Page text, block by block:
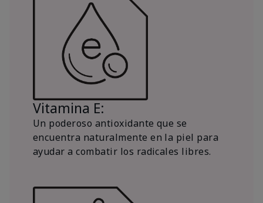
Vitamina E:
Un poderoso antioxidante que se
encuentra naturalmente en la piel para
ayudar a combatir los radicales libres.